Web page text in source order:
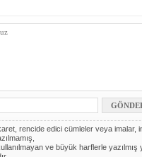
rencide edici cümleler veya imalar,
ve büyük harflerle yazılmış